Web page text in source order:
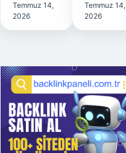
Temmuz 14,
2026
Temmuz 14,
2026